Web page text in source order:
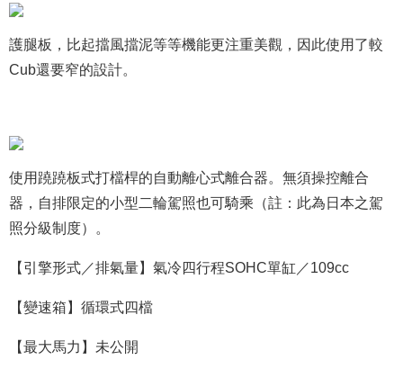
護腿板，比起擋風擋泥等等機能更注重美觀，因此使用了較
Cub還要窄的設計。
使用蹺蹺板式打檔桿的自動離心式離合器。無須操控離合
器，自排限定的小型二輪駕照也可騎乘（註：此為日本之駕
照分級制度）。
【引擎形式／排氣量】氣冷四行程SOHC單缸／109cc
【變速箱】循環式四檔
【最大馬力】未公開